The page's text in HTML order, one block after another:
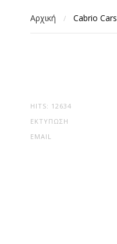
Αρχική / Cabrio Cars
HITS: 12634
ΕΚΤΎΠΩΣΗ
EMAIL